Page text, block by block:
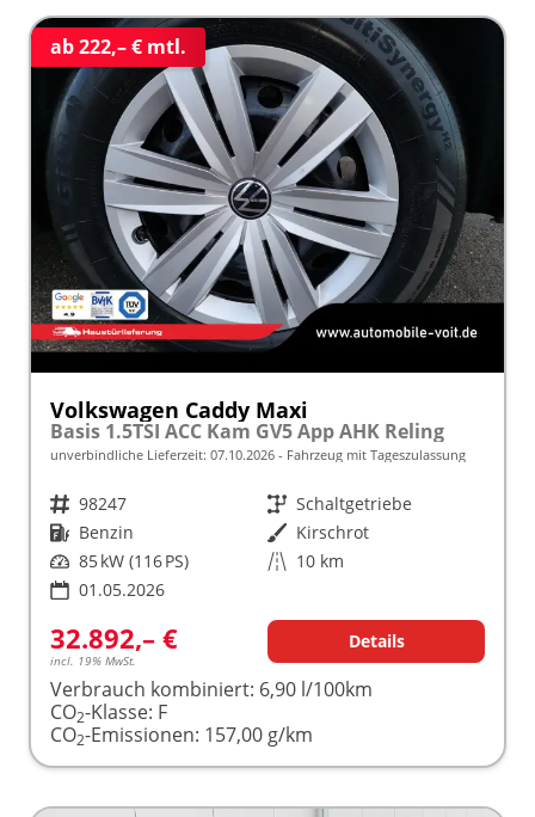
ab 222,– € mtl.
Volkswagen Caddy Maxi
Basis 1.5TSI ACC Kam GV5 App AHK Reling
unverbindliche Lieferzeit: 07.10.2026 Fahrzeug mit Tageszulassung
Fahrzeugnr. 98247 Getriebe Schaltgetriebe
Kraftstoff Benzin Außenfarbe Kirschrot
Leistung 85 kW (116 PS) Kilometerstand 10 km
01.05.2026
32.892,– €
incl. 19% MwSt.
Details
Verbrauch kombiniert: 6,90 l/100km
CO2-Klasse: F
CO2-Emissionen: 157,00 g/km